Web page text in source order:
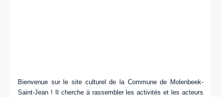
Bienvenue sur le site culturel de la Commune de Molenbeek-
Saint-Jean ! Il cherche à rassembler les activités et les acteurs